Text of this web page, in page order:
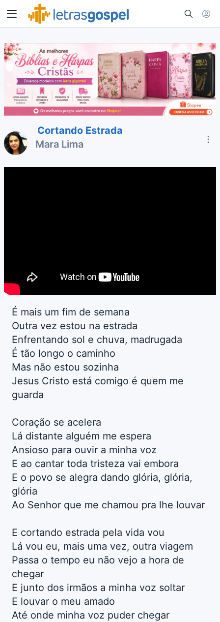
Cortando Estrada
Mara Lima
É mais um fim de semana
Outra vez estou na estrada
Enfrentando sol e chuva, madrugada
É tão longo o caminho
Mas não estou sozinha
Jesus Cristo está comigo é quem me
guarda
Coração se acelera
Lá distante alguém me espera
Ansioso para ouvir a minha voz
E ao cantar toda tristeza vai embora
E o povo se alegra dando glória, glória,
glória
Ao Senhor que me chamou pra lhe louvar
E cortando estrada pela vida vou
Lá vou eu, mais uma vez, outra viagem
Passa o tempo eu não vejo a hora de
chegar
E junto dos irmãos a minha voz soltar
E louvar o meu amado
Até onde minha voz puder chegar